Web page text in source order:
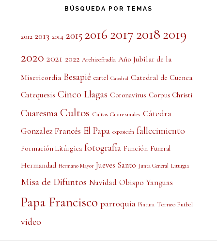
BÚSQUEDA POR TEMAS
2012 2013 2014 2015 2016 2017 2018 2019
2020 2021 2022 Archicofradía Año Jubilar de la
Misericordia Besapié cartel Catedral Catedral de Cuenca
Catequesis Cinco Llagas Coronavirus Corpus Christi
Cuaresma Cultos Cultos Cuaresmales Cátedra
Gonzalez Francés El Papa exposición fallecimiento
Formación Litúrgica fotografía Función Funeral
Hermandad Hermano Mayor Jueves Santo Junta General Liturgia
Misa de Difuntos Navidad Obispo Yanguas
Papa Francisco parroquia Pintura Torneo Futbol
video